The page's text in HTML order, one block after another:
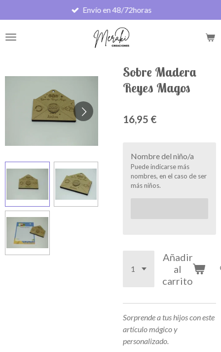
al
contenido
Envío en 48/72horas
Sobre Madera
Reyes Magos
16,95 €
Nombre del niño/a
Puede indicarse más
nombres, en el caso de ser
más niños.
Añadir
al
carrito
Sorprende a tus hijos con este
artículo mágico y
personalizado.